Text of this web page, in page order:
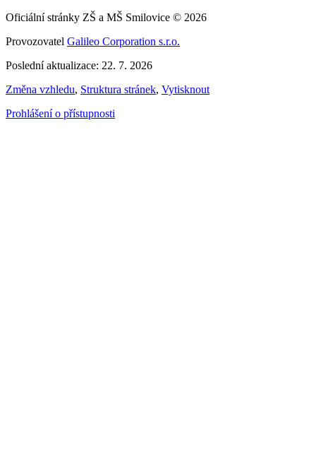
Oficiální stránky ZŠ a MŠ Smilovice © 2026
Provozovatel Galileo Corporation s.r.o.
Poslední aktualizace: 22. 7. 2026
Změna vzhledu, Struktura stránek, Vytisknout
Prohlášení o přístupnosti